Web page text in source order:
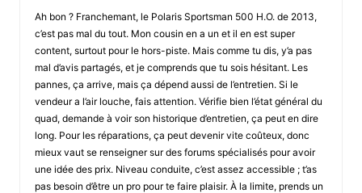
Ah bon ? Franchemant, le Polaris Sportsman 500 H.O. de 2013,
c’est pas mal du tout. Mon cousin en a un et il en est super
content, surtout pour le hors-piste. Mais comme tu dis, y’a pas
mal d’avis partagés, et je comprends que tu sois hésitant. Les
pannes, ça arrive, mais ça dépend aussi de l’entretien. Si le
vendeur a l’air louche, fais attention. Vérifie bien l’état général du
quad, demande à voir son historique d’entretien, ça peut en dire
long. Pour les réparations, ça peut devenir vite coûteux, donc
mieux vaut se renseigner sur des forums spécialisés pour avoir
une idée des prix. Niveau conduite, c’est assez accessible ; t’as
pas besoin d’être un pro pour te faire plaisir. À la limite, prends un